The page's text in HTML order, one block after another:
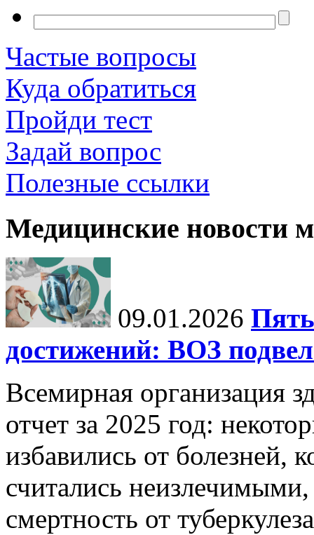
Частые вопросы
Куда обратиться
Пройди тест
Задай вопрос
Полезные ссылки
Медицинские новости
09.01.2026
достижений: ВОЗ
Всемирная организация
отчет за 2025 год:
избавились от болезней,
считались неизлечимыми,
смертность от